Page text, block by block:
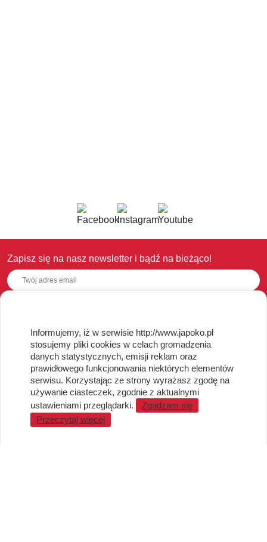
Zapisz się na nasz newsletter i bądź na bieżąco!
OBSŁUGA KLIENTA
Regulamin i Polityka Cookies
Dostawa, Reklamacje i Zwroty
Metody płatności
Standardy jakości i bezpieczeństwa
WARTO WIEDZIEĆ
Informujemy, iż w serwisie http://www.japoko.pl
stosujemy pliki cookies w celach gromadzenia
danych statystycznych, emisji reklam oraz
prawidłowego funkcjonowania niektórych elementów
serwisu. Korzystając ze strony wyrażasz zgodę na
używanie ciasteczek, zgodnie z aktualnymi
ustawieniami przeglądarki.
Zgadzam się
Przeczytaj więcej